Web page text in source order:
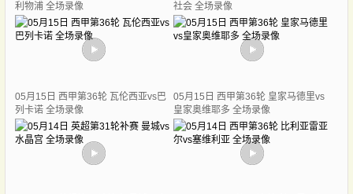
利物浦 全场录像
社会 全场录像
05月15日 西甲第36轮 瓦伦西亚vs巴
列卡诺 全场录像
05月15日 西甲第36轮 皇家马德里vs
皇家奥维耶多 全场录像